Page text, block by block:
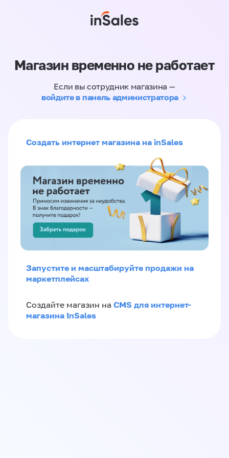
Магазин временно не работает
Если вы сотрудник магазина —
войдите в панель администратора
Создать интернет магазина на inSales
Запустите и масштабируйте продажи на
маркетплейсах
Создайте магазин на CMS для интернет-
магазина InSales